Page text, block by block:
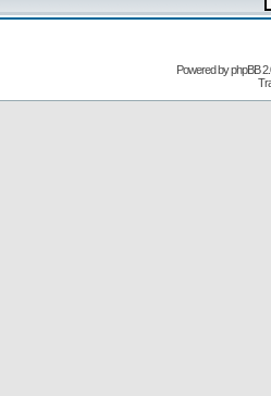
Powered byphpBB